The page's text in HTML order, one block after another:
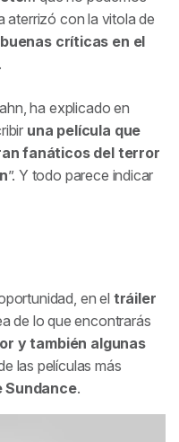
aterrizó con la vitola de
críticas en el
.
ha explicado en
una película que
fanáticos del terror
”. Y todo parece indicar
en el tráiler
de lo que encontrarás
y también algunas
las películas más
Sundance.